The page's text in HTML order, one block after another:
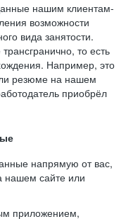
нашим клиентам-
возможности
вида занятости.
то есть
Например, это
резюме на нашем
приобрёл
напрямую от вас,
нашем сайте или
приложением,